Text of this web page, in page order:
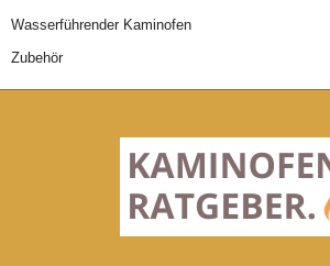
Wasserführender Kaminofen
Zubehör